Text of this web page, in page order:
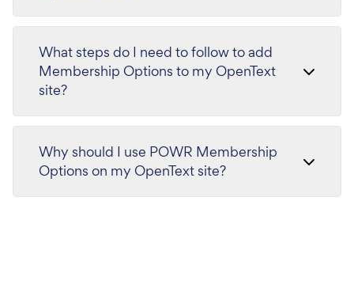
What steps do I need to follow to add
Membership Options to my OpenText
site?
Why should I use POWR Membership
Options on my OpenText site?